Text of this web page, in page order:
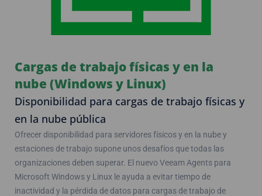
Cargas de trabajo físicas y en la
nube (Windows y Linux)
Disponibilidad para cargas de trabajo físicas y
en la nube pública
Ofrecer disponibilidad para servidores físicos y en la nube y
estaciones de trabajo supone unos desafíos que todas las
organizaciones deben superar. El nuevo Veeam Agents para
Microsoft Windows y Linux le ayuda a evitar tiempo de
inactividad y la pérdida de datos para cargas de trabajo de